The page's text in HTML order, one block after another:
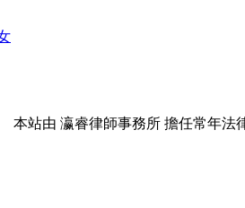
本站由 瀛睿律師事務所 擔任常年法